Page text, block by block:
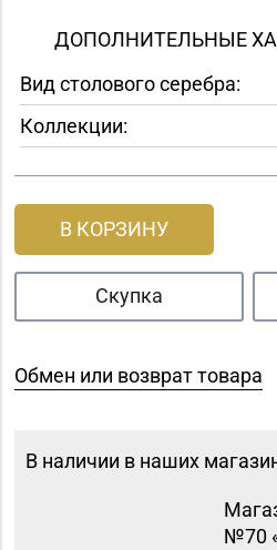
ДОПОЛНИТЕЛЬНЫЕ
Вид столового серебра:
Коллекции:
В КОРЗИНУ
Скупка
Обмен или возврат товара
В наличии в наших
№70